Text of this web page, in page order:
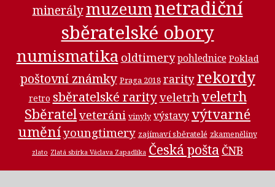
minerálymuzeumnetradiční
sběratelské obory
numismatika oldtimery pohlednice Poklad
poštovní známky Praga 2018 rarity rekordy
retro sběratelské rarityveletrhveletrh
Sběratelveteráni vinyly výstavyvýtvarné
uměníyoungtimery zajímaví sběratelé zkameněliny
zlato Zlatá sbírka Václava Zapadlíka Česká pošta ČNB